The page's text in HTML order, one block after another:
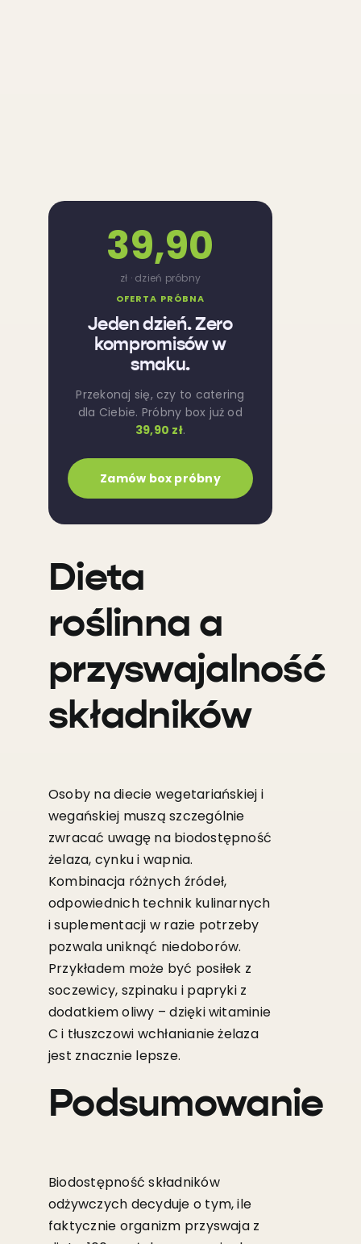
OFERTA PRÓBNA
Jeden dzień. Zero
kompromisów w
smaku.
Przekonaj się, czy to catering
dla Ciebie. Próbny box już od
39,90 zł.
Zamów box próbny
39,90
zł · dzień próbny
Dieta
roślinna a
przyswajalność
składników
Osoby na diecie wegetariańskiej i
wegańskiej muszą szczególnie
zwracać uwagę na biodostępność
żelaza, cynku i wapnia.
Kombinacja różnych źródeł,
odpowiednich technik kulinarnych
i suplementacji w razie potrzeby
pozwala uniknąć niedoborów.
Przykładem może być posiłek z
soczewicy, szpinaku i papryki z
dodatkiem oliwy – dzięki witaminie
C i tłuszczowi wchłanianie żelaza
jest znacznie lepsze.
Podsumowanie
Biodostępność składników
odżywczych decyduje o tym, ile
faktycznie organizm przyswaja z